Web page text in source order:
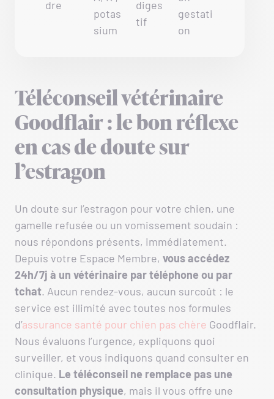
dre
potas
sium
diges
tif
gestati
on
Téléconseil vétérinaire
Goodflair : le bon réflexe
en cas de doute sur
l’estragon
Un doute sur l’estragon pour votre chien, une
gamelle refusée ou un vomissement soudain :
nous répondons présents, immédiatement.
Depuis votre Espace Membre, vous accédez
24h/7j à un vétérinaire par téléphone ou par
tchat. Aucun rendez-vous, aucun surcoût : le
service est illimité avec toutes nos formules
d’assurance santé pour chien pas chère Goodflair.
Nous évaluons l’urgence, expliquons quoi
surveiller, et vous indiquons quand consulter en
clinique. Le téléconseil ne remplace pas une
consultation physique, mais il vous offre une